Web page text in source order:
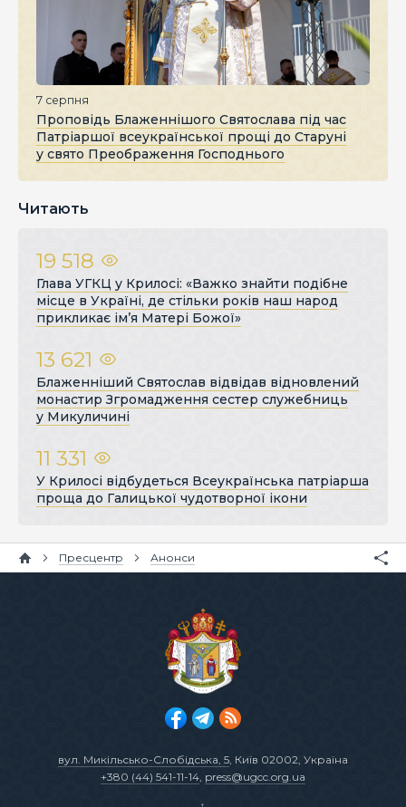
7 серпня
Проповідь Блаженнішого Святослава під час
Патріаршої всеукраїнської прощі до Старуні
у свято Преображення Господнього
Читають
19 518
Глава УГКЦ у Крилосі: «Важко знайти подібне
місце в Україні, де стільки років наш народ
прикликає ім’я Матері Божої»
13 621
Блаженніший Святослав відвідав відновлений
монастир Згромадження сестер служебниць
у Микуличині
11 331
У Крилосі відбудеться Всеукраїнська патріарша
проща до Галицької чудотворної ікони
Пресцентр Анонси
вул. Микільсько-Слобідська, 5, Київ 02002, Україна
+380 (44) 541-11-14, press@ugcc.org.ua